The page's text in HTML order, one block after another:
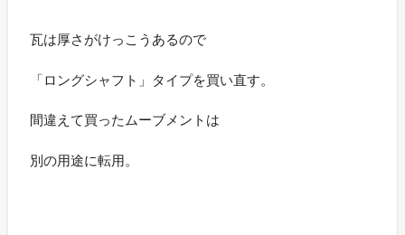
瓦は厚さがけっこうあるので
「ロングシャフト」タイプを買い直す。
間違えて買ったムーブメントは
別の用途に転用。